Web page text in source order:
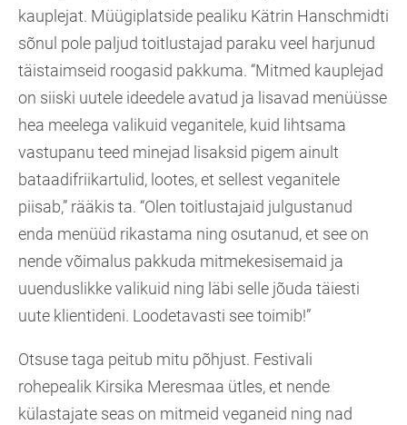
kauplejat. Müügiplatside pealiku Kätrin Hanschmidti
sõnul pole paljud toitlustajad paraku veel harjunud
täistaimseid roogasid pakkuma. “Mitmed kauplejad
on siiski uutele ideedele avatud ja lisavad menüüsse
hea meelega valikuid veganitele, kuid lihtsama
vastupanu teed minejad lisaksid pigem ainult
bataadifriikartulid, lootes, et sellest veganitele
piisab,” rääkis ta. “Olen toitlustajaid julgustanud
enda menüüd rikastama ning osutanud, et see on
nende võimalus pakkuda mitmekesisemaid ja
uuenduslikke valikuid ning läbi selle jõuda täiesti
uute klientideni. Loodetavasti see toimib!”
Otsuse taga peitub mitu põhjust. Festivali
rohepealik Kirsika Meresmaa ütles, et nende
külastajate seas on mitmeid veganeid ning nad